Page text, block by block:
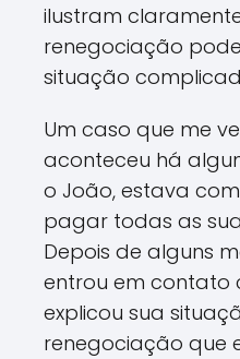
ilustram
renegociação
situação
Um caso que me
aconteceu há
o João, estava
pagar todas as
Depois de alguns
entrou em contato
explicou sua
renegociação que